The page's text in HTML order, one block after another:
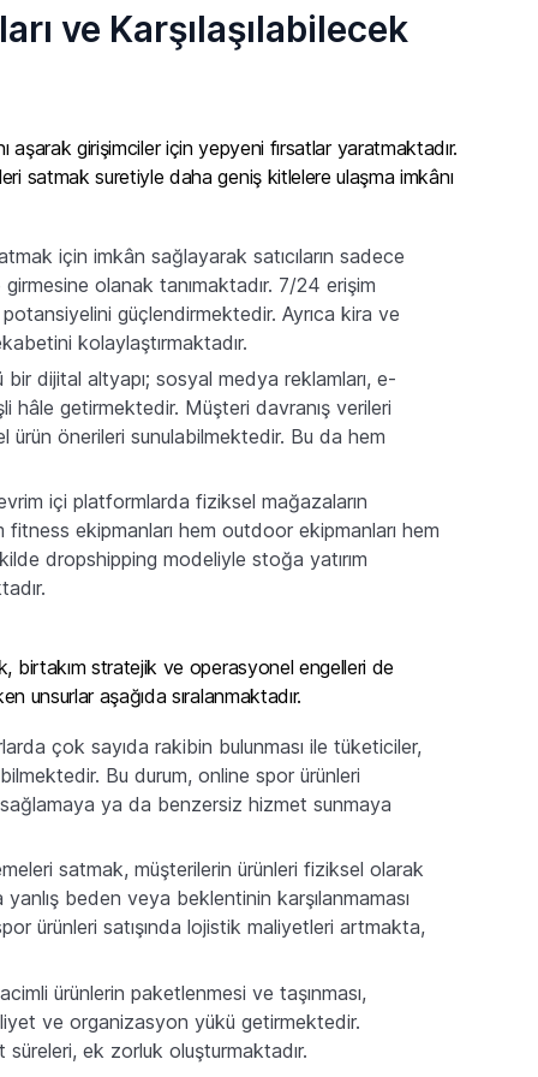
ve Karşılaşılabilecek
aşarak girişimciler için yepyeni fırsatlar yaratmaktadır.
satmak suretiyle daha geniş kitlelere ulaşma imkânı
için imkân sağlayarak satıcıların sadece
olanak tanımaktadır. 7/24 erişim
güçlendirmektedir. Ayrıca kira ve
kolaylaştırmaktadır.
bir dijital altyapı; sosyal medya reklamları, e-
hâle getirmektedir. Müşteri davranış verileri
önerileri sunulabilmektedir. Bu da hem
içi platformlarda fiziksel mağazaların
ekipmanları hem outdoor ekipmanları hem
dropshipping modeliyle stoğa yatırım
birtakım stratejik ve operasyonel engelleri de
unsurlar aşağıda sıralanmaktadır.
çok sayıda rakibin bulunması ile tüketiciler,
Bu durum, online spor ürünleri
sağlamaya ya da benzersiz hizmet sunmaya
satmak, müşterilerin ürünleri fiziksel olarak
beden veya beklentinin karşılanmaması
ürünleri satışında lojistik maliyetleri artmakta,
ürünlerin paketlenmesi ve taşınması,
ve organizasyon yükü getirmektedir.
süreleri, ek zorluk oluşturmaktadır.